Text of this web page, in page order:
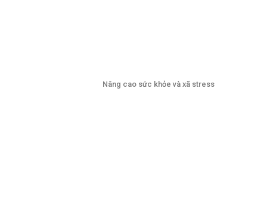
Nâng cao sức khỏe và xã stress